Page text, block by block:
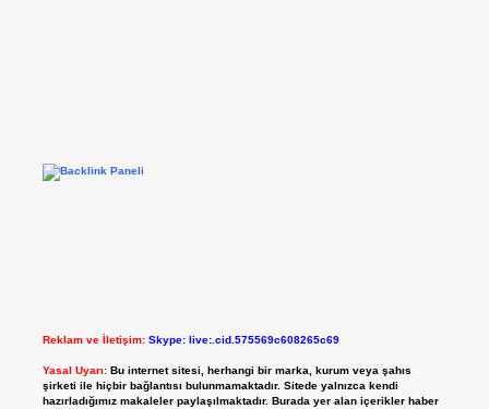
Reklam ve İletişim: Skype: live:.cid.575569c608265c69
Yasal Uyarı: Bu internet sitesi, herhangi bir marka, kurum veya şahıs
şirketi ile hiçbir bağlantısı bulunmamaktadır. Sitede yalnızca kendi
hazırladığımız makaleler paylaşılmaktadır. Burada yer alan içerikler haber